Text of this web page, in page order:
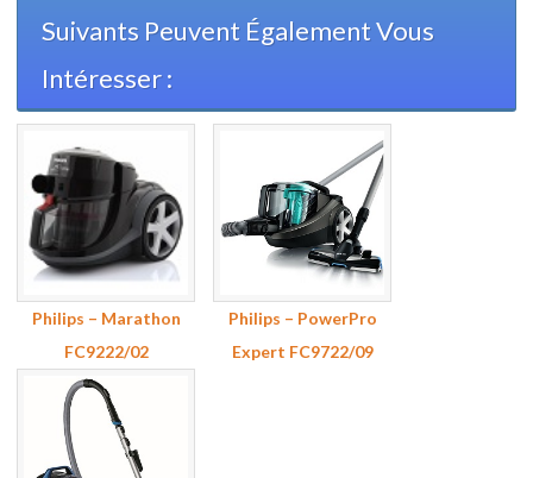
Suivants Peuvent Également Vous
Intéresser :
Philips – Marathon
FC9222/02
Philips – PowerPro
Expert FC9722/09